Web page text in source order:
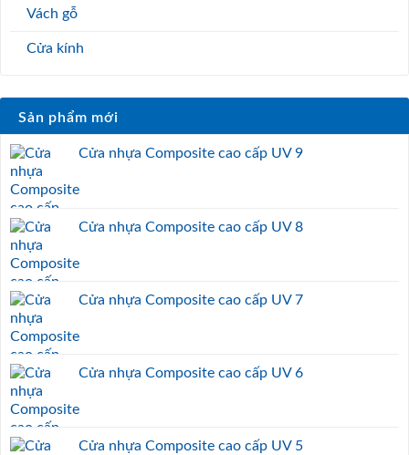
Vách gỗ
Cửa kính
Sản phẩm mới
Cửa nhựa Composite cao cấp UV 9
Cửa nhựa Composite cao cấp UV 8
Cửa nhựa Composite cao cấp UV 7
Cửa nhựa Composite cao cấp UV 6
Cửa nhựa Composite cao cấp UV 5